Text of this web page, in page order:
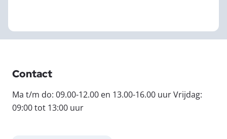
Contact
Ma t/m do: 09.00-12.00 en 13.00-16.00 uur Vrijdag:
09:00 tot 13:00 uur